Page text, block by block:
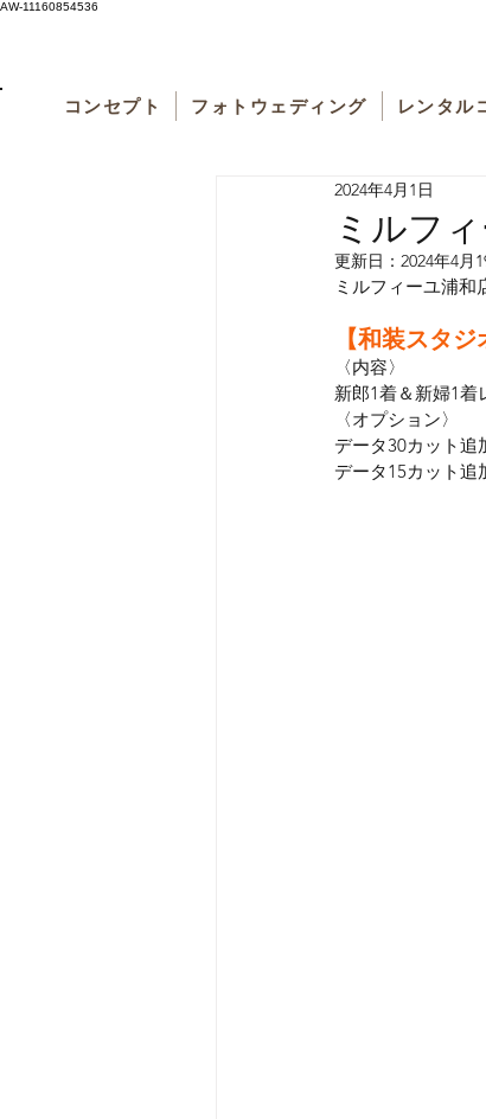
AW-11160854536
コンセプト フォトウェディング レンタル
ミルフ
2024年4月1日
更新日： 2024年4月
ミルフィーユ浦和
【和装スタ
〈内容〉
新郎1着＆新婦1着
〈オプション〉
データ30カット追
データ15カット追